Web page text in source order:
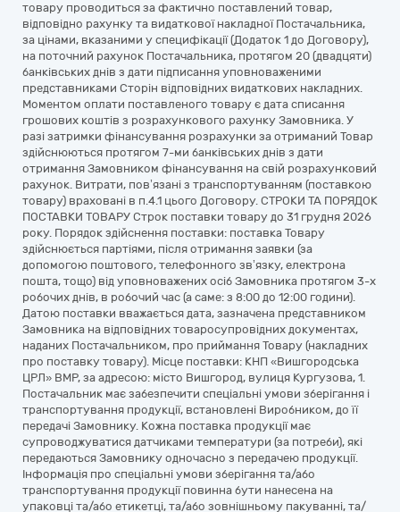
товару проводиться за фактично поставлений товар,
відповідно рахунку та видаткової накладної Постачальника,
за цінами, вказаними у специфікації (Додаток 1 до Договору),
на поточний рахунок Постачальника, протягом 20 (двадцяти)
банківських днів з дати підписання уповноваженими
представниками Сторін відповідних видаткових накладних.
Моментом оплати поставленого товару є дата списання
грошових коштів з розрахункового рахунку Замовника. У
разі затримки фінансування розрахунки за отриманий Товар
здійснюються протягом 7-ми банківських днів з дати
отримання Замовником фінансування на свій розрахунковий
рахунок. Витрати, пов’язані з транспортуванням (поставкою
товару) враховані в п.4.1 цього Договору. СТРОКИ ТА ПОРЯДОК
ПОСТАВКИ ТОВАРУ Строк поставки товару до 31 грудня 2026
року. Порядок здійснення поставки: поставка Товару
здійснюється партіями, після отримання заявки (за
допомогою поштового, телефонного зв’язку, електрона
пошта, тощо) від уповноважених осіб Замовника протягом 3-х
робочих днів, в робочий час (а саме: з 8:00 до 12:00 години).
Датою поставки вважається дата, зазначена представником
Замовника на відповідних товаросупровідних документах,
наданих Постачальником, про приймання Товару (накладних
про поставку товару). Місце поставки: КНП «Вишгородська
ЦРЛ» ВМР, за адресою: місто Вишгород, вулиця Кургузова, 1.
Постачальник має забезпечити спеціальні умови зберігання і
транспортування продукції, встановлені Виробником, до її
передачі Замовнику. Кожна поставка продукції має
супроводжуватися датчиками температури (за потреби), які
передаються Замовнику одночасно з передачею продукції.
Інформація про спеціальні умови зберігання та/або
транспортування продукції повинна бути нанесена на
упаковці та/або етикетці, та/або зовнішньому пакуванні, та/